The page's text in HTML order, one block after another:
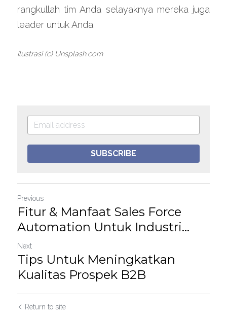
rangkullah tim Anda selayaknya mereka juga
leader untuk Anda.
Ilustrasi (c) Unsplash.com
SUBSCRIBE
Previous
Fitur & Manfaat Sales Force
Automation Untuk Industri...
Next
Tips Untuk Meningkatkan
Kualitas Prospek B2B
Return to site